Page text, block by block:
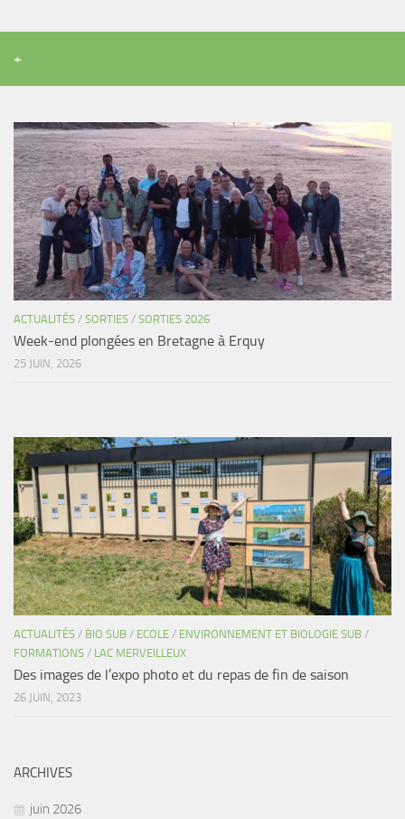
+
ACTUALITÉS / SORTIES / SORTIES 2026
Week-end plongées en Bretagne à Erquy
25 JUIN, 2026
ACTUALITÉS / BIO SUB / ECOLE / ENVIRONNEMENT ET BIOLOGIE SUB /
FORMATIONS / LAC MERVEILLEUX
Des images de l’expo photo et du repas de fin de saison
26 JUIN, 2023
ARCHIVES
juin 2026